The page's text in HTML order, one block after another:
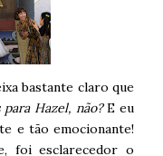
bastante claro que
Hazel, não?E eu
e tão emocionante!
foi esclarecedor o